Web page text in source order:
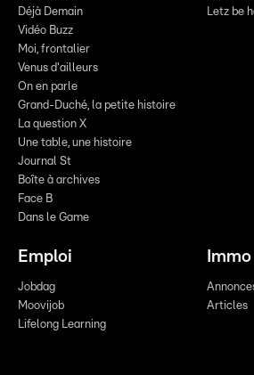
Déjà Demain
Vidéo Buzz
Moi, frontalier
Venus d'ailleurs
On en parle
Grand-Duché, la petite histoire
La question X
Une table, une histoire
Journal St
Boîte à archives
Face B
Dans le Game
Letz be
Emploi
Jobdag
Moovijob
Lifelong Learning
Immo
Articles